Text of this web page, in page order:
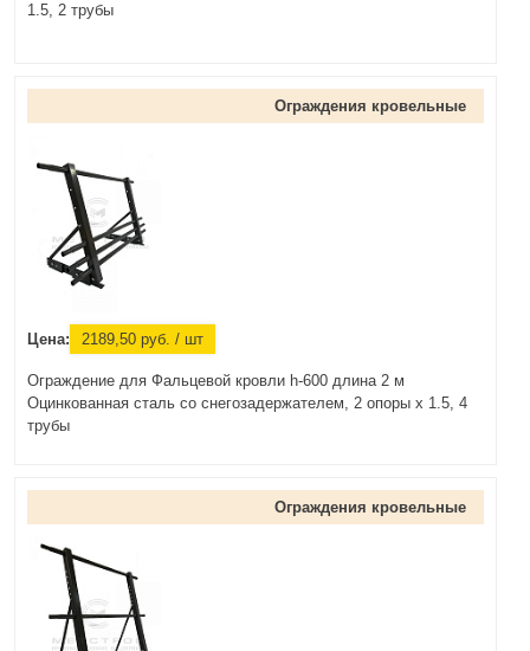
1.5, 2 трубы
Ограждения кровельные
Цена: 2189,50 руб. / шт
Ограждение для Фальцевой кровли h-600 длина 2 м
Оцинкованная сталь со снегозадержателем, 2 опоры х 1.5, 4
трубы
Ограждения кровельные